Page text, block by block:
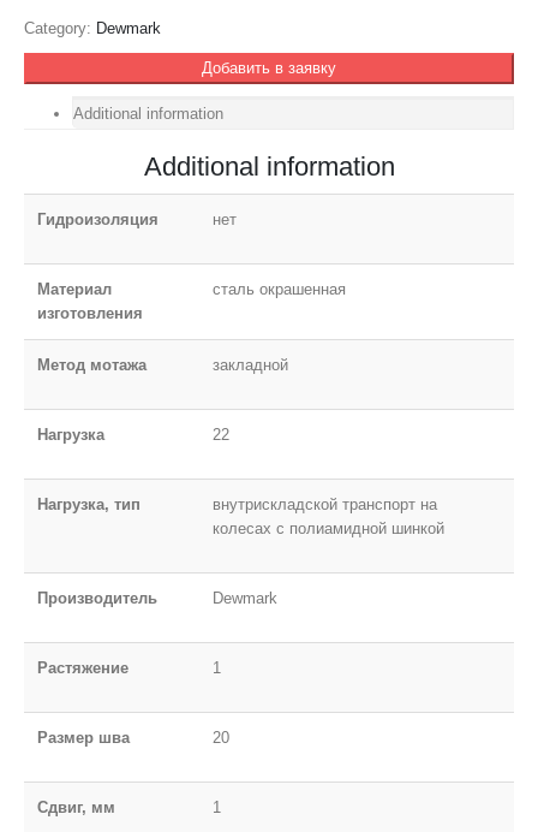
Category: Dewmark
Добавить в заявку
Additional information
Additional information
Гидроизоляция нет
Материал
изготовления
сталь окрашенная
Метод мотажа закладной
Нагрузка 22
Нагрузка, тип
внутрискладской транспорт на
колесах с полиамидной шинкой
Производитель Dewmark
Растяжение 1
Размер шва 20
Сдвиг, мм 1